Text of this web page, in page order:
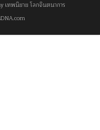
เทพนิยาย โลกจินตนาการ